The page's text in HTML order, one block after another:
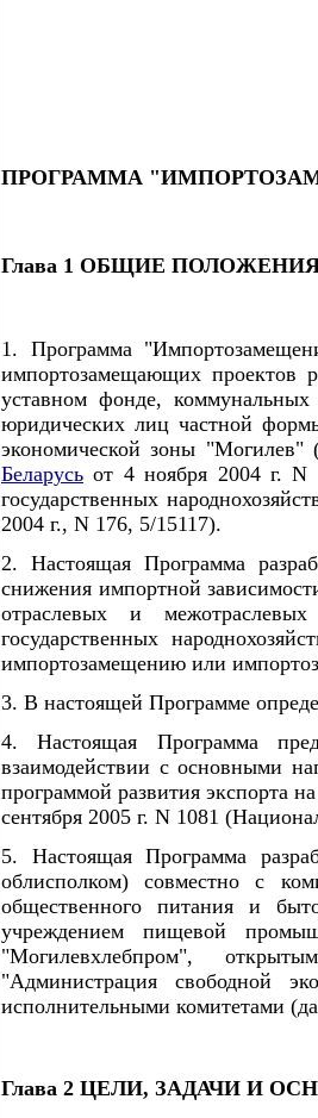
ПРОГРАММА
Глава 1 ОБЩИЕ
1. Программа
импортозамещающих проектов
уставном фонде,
юридических лиц частной
экономической зоны
Беларусь от 4 ноября 2004 г. N
государственных
2004 г., N 176, 5/15117).
2. Настоящая Программа
снижения импортной
отраслевых и
государственных
импортозамещению или
3. В настоящей Программе
4. Настоящая Программа
взаимодействии с основными
программой развития экспорта
сентября 2005 г. N 1081
5. Настоящая Программа
облисполком) совместно с
общественного питания и
учреждением пищевой
"Могилевхлебпром",
"Администрация свободной
исполнительными комитетами
Глава 2 ЦЕЛИ, ЗАДАЧИ И